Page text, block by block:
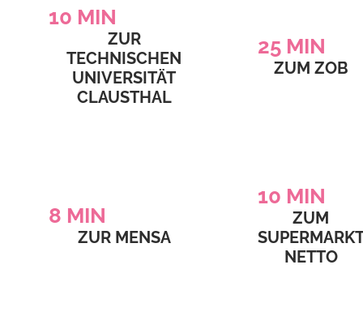
10 MIN
ZUR
TECHNISCHEN
UNIVERSITÄT
CLAUSTHAL
25 MIN
ZUM ZOB
8 MIN
ZUR MENSA
10 MIN
ZUM
NETTO